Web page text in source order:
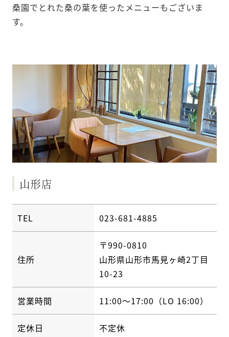
桑園でとれた桑の葉を使ったメニューもございま
す。
山形店
TEL 023-681-4885
住所
〒990-0810
山形県山形市馬見ヶ崎2丁目
10-23
営業時間 11:00〜17:00（LO 16:00）
定休日 不定休